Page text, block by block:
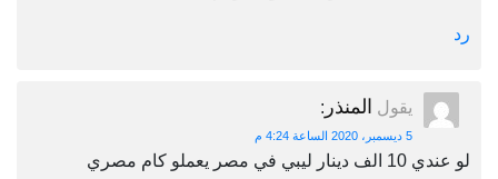
رد
يقول المنذر :
5 ديسمبر، 2020 الساعة 4:24 م
لو عندي 10 الف دينار ليبي في مصر يعملو كام مصري